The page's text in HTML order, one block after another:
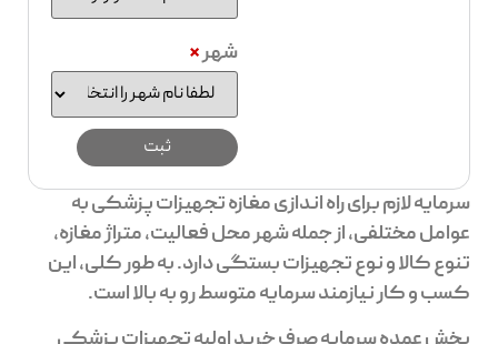
شهر*
سرمایه لازم برای راه اندازی مغازه تجهیزات پزشکی به
عوامل مختلفی، از جمله شهر محل فعالیت، متراژ مغازه،
تنوع کالا و نوع تجهیزات بستگی دارد. به طور کلی، این
کسب و کار نیازمند سرمایه متوسط رو به بالا است.